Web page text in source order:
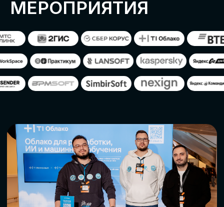
ОСТАВИТЬ
ЗАЯВКУ
СТАТЬ ПАРТНЕРОМ
СКАЧАТЬ ПРОГРАММУ
СТАТЬ СПИКЕРОМ
Оставьте заявку, наши менеджеры